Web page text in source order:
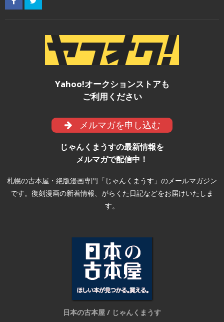
Yahoo!オークションストアも
ご利用ください
メルマガを申し込む
じゃんくまうすの最新情報を
メルマガで配信中！
札幌の古本屋・絶版漫画専門「じゃんくまうす」のメールマガジン
です。復刻漫画の新着情報、がらくた日記などをお届けいたしま
す。
日本の古本屋 / じゃんくまうす